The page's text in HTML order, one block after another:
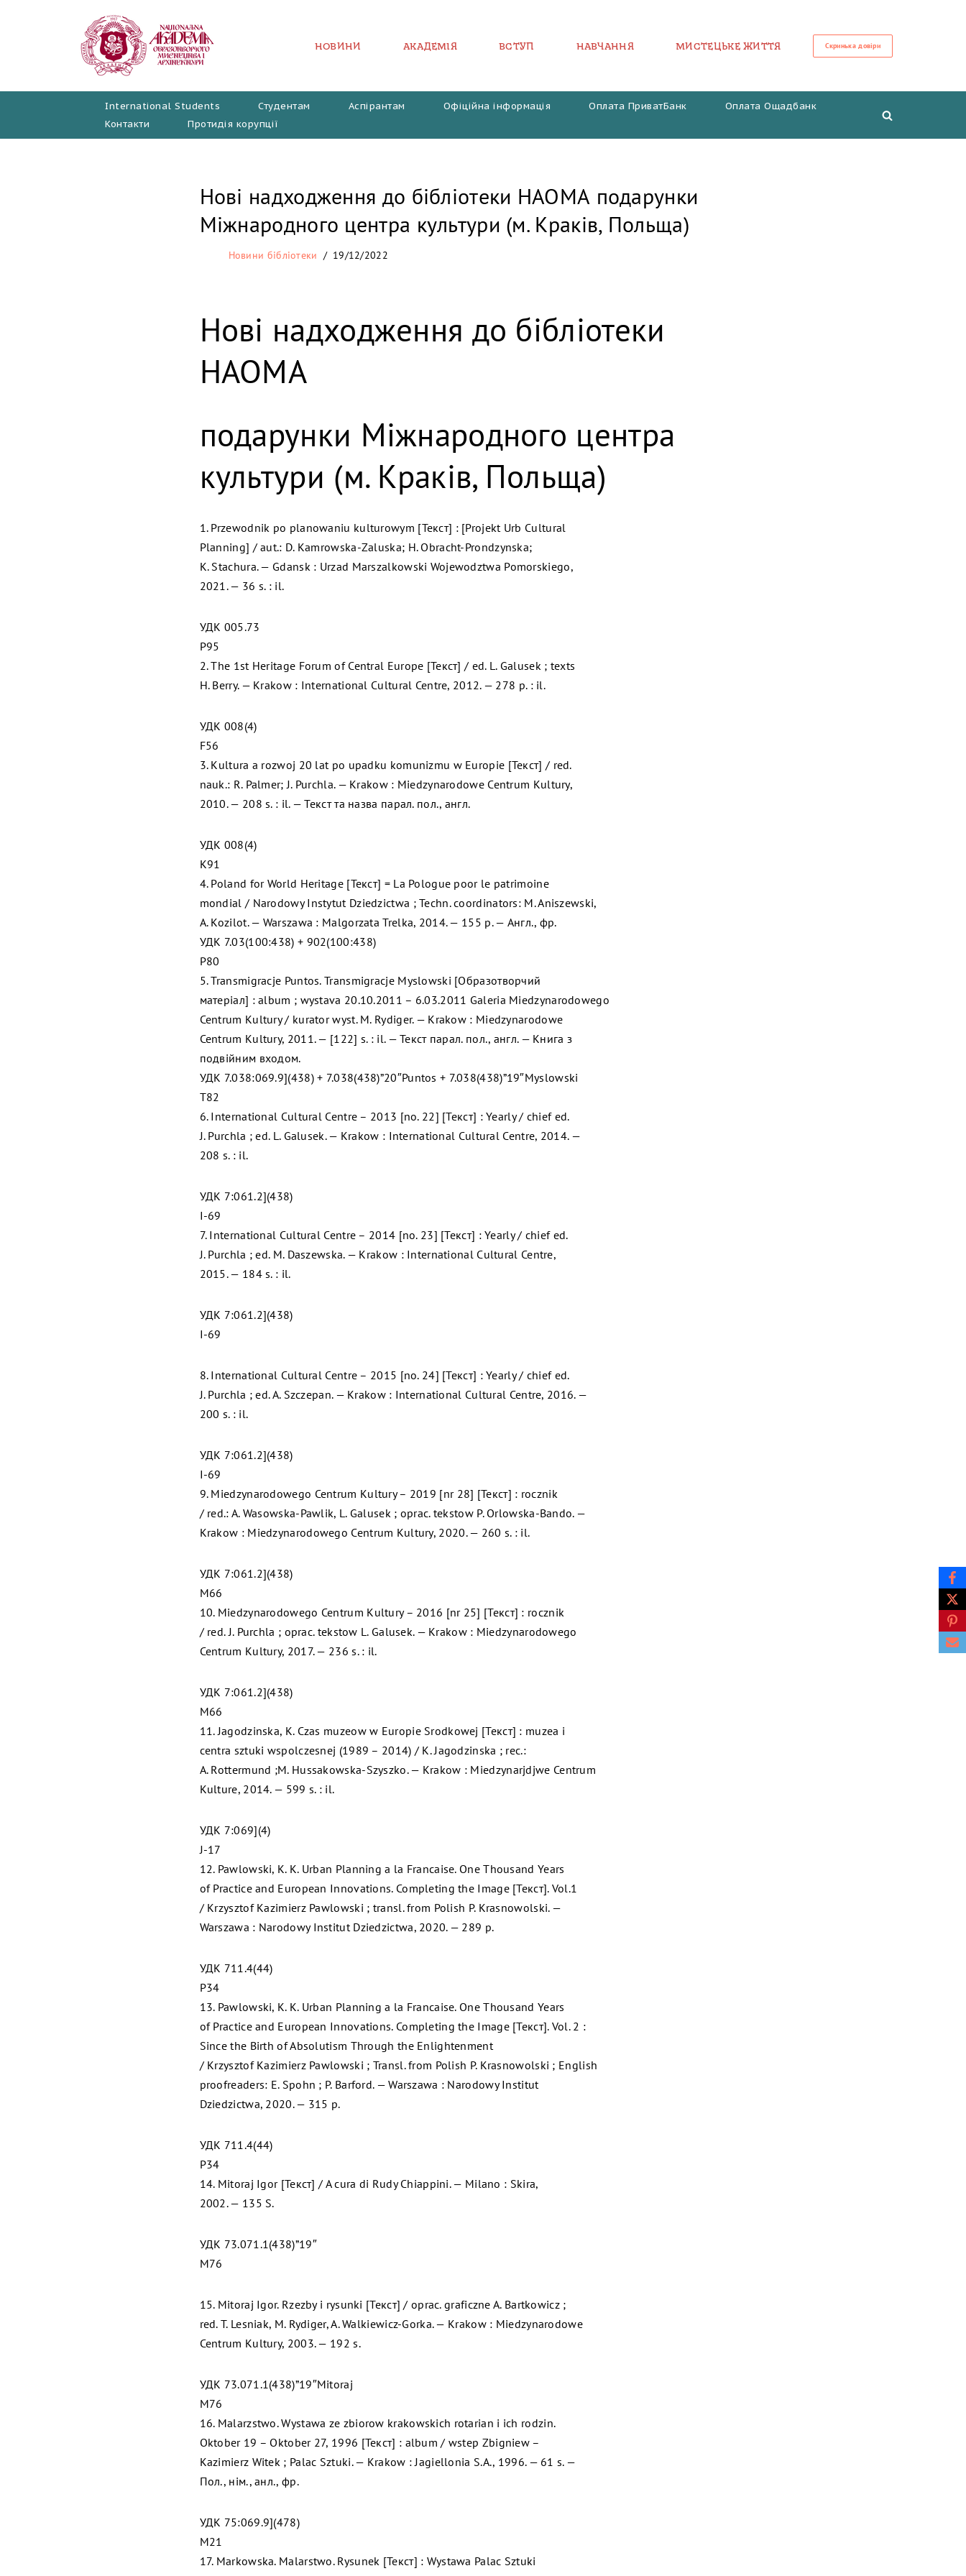
НОВИНИ АКАДЕМІЯ ВСТУП НАВЧАННЯ МИСТЕЦЬКЕ ЖИТТЯ Скринька довіри
International Students Студентам Аспірантам Офіційна інформація Оплата ПриватБанк
Оплата Ощадбанк
Контакти
Протидія корупції
Нові надходження до бібліотеки НАОМА подарунки
Міжнародного центра культури (м. Краків, Польща)
Новини бібліотеки 19/12/2022
Нові надходження до бібліотеки
НАОМА
подарунки Міжнародного центра
культури (м. Краків, Польща)
1. Przewodnik po planowaniu kulturowym [Текст] : [Projekt Urb Cultural
Planning] / aut.: D. Kamrowska-Zaluska; H. Obracht-Prondzynska;
K. Stachura. — Gdansk : Urzad Marszalkowski Wojewodztwa Pomorskiego,
2021. — 36 s. : il.
УДК 005.73
P95
2. The 1st Heritage Forum of Central Europe [Текст] / ed. L. Galusek ; texts
H. Berry. — Krakow : International Cultural Centre, 2012. — 278 p. : il.
УДК 008(4)
F56
3. Kultura a rozwoj 20 lat po upadku komunizmu w Europie [Текст] / red.
nauk.: R. Palmer; J. Purchla. — Krakow : Miedzynarodowe Centrum Kultury,
2010. — 208 s. : il. — Текст та назва парал. пол., англ.
УДК 008(4)
K91
4. Poland for World Heritage [Текст] = La Pologue poor le patrimoine
mondial / Narodowy Instytut Dziedzictwa ; Techn. coordinators: M. Aniszewski,
A. Kozilot. — Warszawa : Malgorzata Trelka, 2014. — 155 p. — Англ., фр.
УДК 7.03(100:438) + 902(100:438)
P80
5. Transmigracje Puntos. Transmigracje Myslowski [Образотворчий
матеріал] : album ; wystava 20.10.2011 – 6.03.2011 Galeria Miedzynarodowego
Centrum Kultury / kurator wyst. M. Rydiger. — Krakow : Miedzynarodowe
Centrum Kultury, 2011. — [122] s. : il. — Текст парал. пол., англ. — Книга з
подвійним входом.
УДК 7.038:069.9](438) + 7.038(438)”20″Puntos + 7.038(438)”19″Myslowski
T82
6. International Cultural Centre – 2013 [no. 22] [Текст] : Yearly / chief ed.
J. Purchla ; ed. L. Galusek. — Krakow : International Cultural Centre, 2014. —
208 s. : il.
УДК 7:061.2](438)
I-69
7. International Cultural Centre – 2014 [no. 23] [Текст] : Yearly / chief ed.
J. Purchla ; ed. M. Daszewska. — Krakow : International Cultural Centre,
2015. — 184 s. : il.
УДК 7:061.2](438)
I-69
8. International Cultural Centre – 2015 [no. 24] [Текст] : Yearly / chief ed.
J. Purchla ; ed. A. Szczepan. — Krakow : International Cultural Centre, 2016. —
200 s. : il.
УДК 7:061.2](438)
I-69
9. Miedzynarodowego Centrum Kultury – 2019 [nr 28] [Текст] : rocznik
/ red.: A. Wasowska-Pawlik, L. Galusek ; oprac. tekstow P. Orlowska-Bando. —
Krakow : Miedzynarodowego Centrum Kultury, 2020. — 260 s. : il.
УДК 7:061.2](438)
M66
10. Miedzynarodowego Centrum Kultury – 2016 [nr 25] [Текст] : rocznik
/ red. J. Purchla ; oprac. tekstow L. Galusek. — Krakow : Miedzynarodowego
Centrum Kultury, 2017. — 236 s. : il.
УДК 7:061.2](438)
M66
11. Jagodzinska, K. Czas muzeow w Europie Srodkowej [Текст] : muzea i
centra sztuki wspolczesnej (1989 – 2014) / K. Jagodzinska ; rec.:
A. Rottermund ;M. Hussakowska-Szyszko. — Krakow : Miedzynarjdjwe Centrum
Kulture, 2014. — 599 s. : il.
УДК 7:069](4)
J-17
12. Pawlowski, K. K. Urban Planning a la Francaise. One Thousand Years
of Practice and European Innovations. Completing the Image [Текст]. Vol.1
/ Krzysztof Kazimierz Pawlowski ; transl. from Polish P. Krasnowolski. —
Warszawa : Narodowy Institut Dziedzictwa, 2020. — 289 p.
УДК 711.4(44)
P34
13. Pawlowski, K. K. Urban Planning a la Francaise. One Thousand Years
of Practice and European Innovations. Completing the Image [Текст]. Vol. 2 :
Since the Birth of Absolutism Through the Enlightenment
/ Krzysztof Kazimierz Pawlowski ; Transl. from Polish P. Krasnowolski ; English
proofreaders: E. Spohn ; P. Barford. — Warszawa : Narodowy Institut
Dziedzictwa, 2020. — 315 p.
УДК 711.4(44)
P34
14. Mitoraj Igor [Текст] / A cura di Rudy Chiappini. — Milano : Skira,
2002. — 135 S.
УДК 73.071.1(438)”19″
M76
15. Mitoraj Igor. Rzezby i rysunki [Текст] / oprac. graficzne A. Bartkowicz ;
red. T. Lesniak, M. Rydiger, A. Walkiewicz-Gorka. — Krakow : Miedzynarodowe
Centrum Kultury, 2003. — 192 s.
УДК 73.071.1(438)”19″Mitoraj
M76
16. Malarzstwo. Wystawa ze zbiorow krakowskich rotarian i ich rodzin.
Oktober 19 – Oktober 27, 1996 [Текст] : album / wstep Zbigniew –
Kazimierz Witek ; Palac Sztuki. — Krakow : Jagiellonia S.A., 1996. — 61 s. —
Пол., нім., анл., фр.
УДК 75:069.9](478)
M21
17. Markowska. Malarstwo. Rysunek [Текст] : Wystawa Palac Sztuki